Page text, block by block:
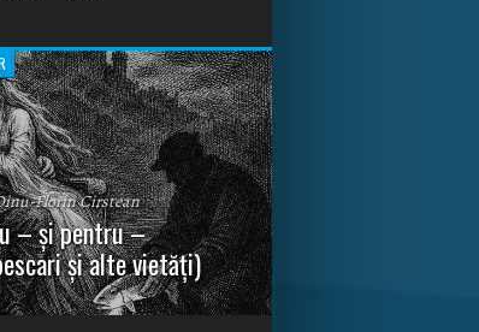
Florin Cirstean
– și pentru –
și alte vietăți)
cred că legendele și miturile sunt
din „adevăr”.“ R. R. Tolkien.